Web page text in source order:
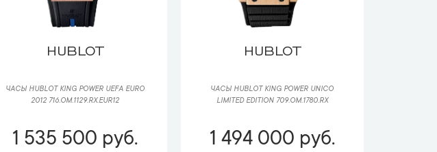
HUBLOT
ЧАСЫ HUBLOT KING POWER UEFA EURO
2012 716.OM.1129.RX.EUR12
1 535 500 руб.
HUBLOT
ЧАСЫ HUBLOT KING POWER UNICO
LIMITED EDITION 709.OM.1780.RX
1 494 000 руб.